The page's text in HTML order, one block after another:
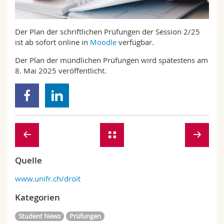
Math.-Nat. und Med. Fak.
Interfakultär
Mitarbeitende
Doktorierende
Webmail
Vorlesungsverzeichnis
MyUnifr
Der Plan der schriftlichen Prüfungen der Session 2/25
ist ab sofort online in Moodle verfügbar.
Der Plan der mündlichen Prüfungen wird spätestens am
8. Mai 2025 veröffentlicht.
Quelle
www.unifr.ch/droit
Kategorien
Student News Prüfungen